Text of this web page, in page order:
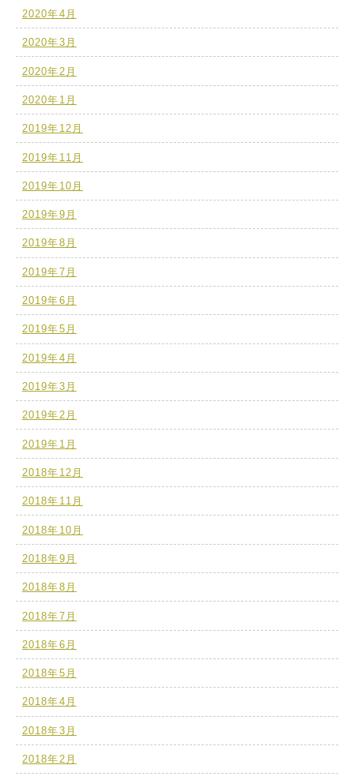
2020年4月
2020年3月
2020年2月
2020年1月
2019年12月
2019年11月
2019年10月
2019年9月
2019年8月
2019年7月
2019年6月
2019年5月
2019年4月
2019年3月
2019年2月
2019年1月
2018年12月
2018年11月
2018年10月
2018年9月
2018年8月
2018年7月
2018年6月
2018年5月
2018年4月
2018年3月
2018年2月